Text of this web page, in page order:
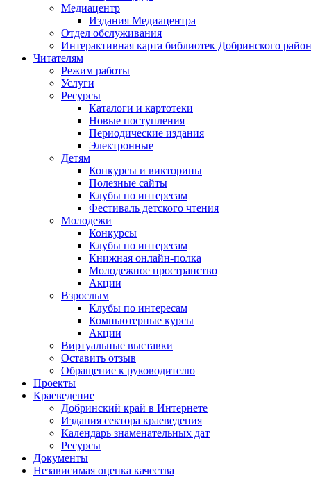
Медиацентр
Издания Медиацентра
Отдел обслуживания
Интерактивная карта библиотек Добринского
Читателям
Режим работы
Услуги
Ресурсы
Каталоги и картотеки
Новые поступления
Периодические издания
Электронные
Детям
Конкурсы и викторины
Полезные сайты
Клубы по интересам
Фестиваль детского чтения
Молодежи
Конкурсы
Клубы по интересам
Книжная онлайн-полка
Молодежное пространство
Акции
Взрослым
Клубы по интересам
Компьютерные курсы
Акции
Виртуальные выставки
Оставить отзыв
Обращение к руководителю
Проекты
Краеведение
Добринский край в Интернете
Издания сектора краеведения
Календарь знаменательных дат
Ресурсы
Документы
Независимая оценка качества